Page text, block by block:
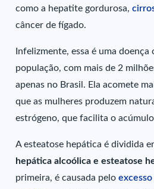
como a hepatite gordurosa,
câncer de fígado.
Infelizmente, essa é uma doença
população, com mais de 2
apenas no Brasil. Ela acomete
que as mulheres produzem
estrógeno, que facilita o
A esteatose hepática é dividida
hepática alcoólica e esteatose
primeira, é causada pelo